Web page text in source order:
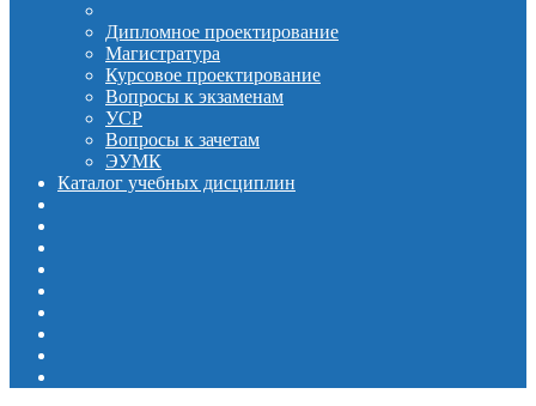
Дипломное проектирование
Магистратура
Курсовое проектирование
Вопросы к экзаменам
УСР
Вопросы к зачетам
ЭУМК
Каталог учебных дисциплин